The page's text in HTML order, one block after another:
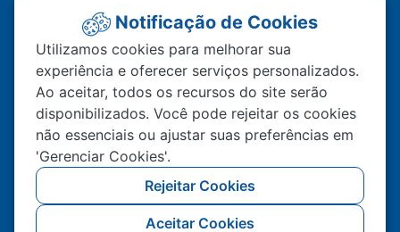
PREFEITURA MUNICIPAL DE
MATUPÁ
Av. Hermínio Ometto Nº 101 Bairro ZE - 022
CEP – 78.525-000 Matupá-MT
(66) 99222-2560
Atendimento De Segunda A Sexta 07h00 As
Notificação de Cookies
Utilizamos cookies para melhorar sua
experiência e oferecer serviços personalizados.
Ao aceitar, todos os recursos do site serão
disponibilizados. Você pode rejeitar os cookies
não essenciais ou ajustar suas preferências em
'Gerenciar Cookies'.
Rejeitar Cookies
Aceitar Cookies